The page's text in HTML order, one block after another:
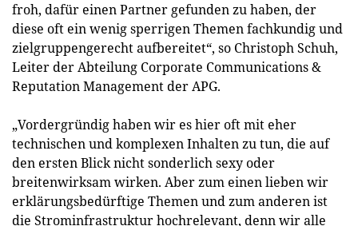
froh, dafür einen Partner gefunden zu haben, der
diese oft ein wenig sperrigen Themen fachkundig und
zielgruppengerecht aufbereitet“, so Christoph Schuh,
Leiter der Abteilung Corporate Communications &
Reputation Management der APG.
„Vordergründig haben wir es hier oft mit eher
technischen und komplexen Inhalten zu tun, die auf
den ersten Blick nicht sonderlich sexy oder
breitenwirksam wirken. Aber zum einen lieben wir
erklärungsbedürftige Themen und zum anderen ist
die Strominfrastruktur hochrelevant, denn wir alle